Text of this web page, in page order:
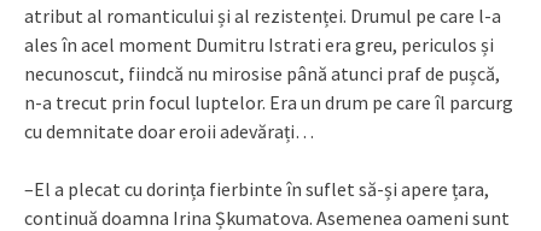
atribut al romanticului și al rezistenței. Drumul pe care l-a
ales în acel moment Dumitru Istrati era greu, periculos și
necunoscut, fiindcă nu mirosise până atunci praf de pușcă,
n-a trecut prin focul luptelor. Era un drum pe care îl parcurg
cu demnitate doar eroii adevărați…
–El a plecat cu dorința fierbinte în suflet să-și apere țara,
continuă doamna Irina Șkumatova. Asemenea oameni sunt